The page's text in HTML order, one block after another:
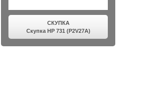
СКУПКА
Скупка HP 731 (P2V27A)